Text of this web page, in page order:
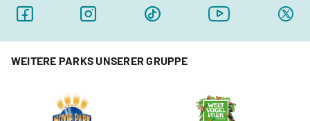
WEITERE PARKS UNSERER GRUPPE